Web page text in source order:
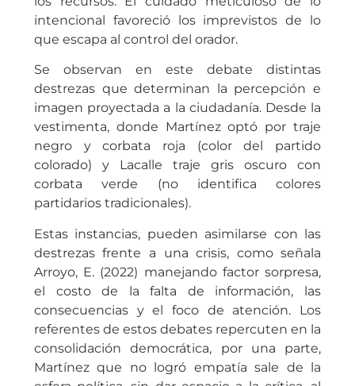
intencional favoreció los imprevistos de lo
que escapa al control del orador.
Se observan en este debate distintas
destrezas que determinan la percepción e
imagen proyectada a la ciudadanía. Desde la
vestimenta, donde Martínez optó por traje
negro y corbata roja (color del partido
colorado) y Lacalle traje gris oscuro con
corbata verde (no identifica colores
partidarios tradicionales).
Estas instancias, pueden asimilarse con las
destrezas frente a una crisis, como señala
Arroyo, E. (2022) manejando factor sorpresa,
el costo de la falta de información, las
consecuencias y el foco de atención. Los
referentes de estos debates repercuten en la
consolidación democrática, por una parte,
Martínez que no logró empatía sale de la